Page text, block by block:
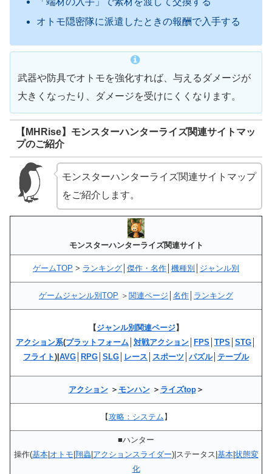
オトモ隠密隊に派遣したときの報酬で入手する
武器や防具でオトモを強化すれば、与えるダメージが
大きくなったり、ダメージを受けにくくなります。
【MHRise】モンスターハンターライズ関連サイトマッ
プのご紹介
モンスターハンターライズ関連サイトマップ
をご紹介します。
モンスターハンターライズ関連サイト
ゲームTOP > ランキング 傑作・名作 機種別 ジャンル別
ゲームジャンル別TOP ＞ 関連ページ 名作 ランキング
【ジャンル別関連ページ】
アクション系(プラットフォーム 対戦アクション FPS TPS STG
フライト)| AVG RPG SLG レース スポーツ パズル│ テーブル
アクション＞ モンハン＞ ライズtop＞
【攻略：システム 】
■ハンター
操作(基本| オトモ 翔蟲 アクションスライダー)|ステータス| 基本| 状態変
化